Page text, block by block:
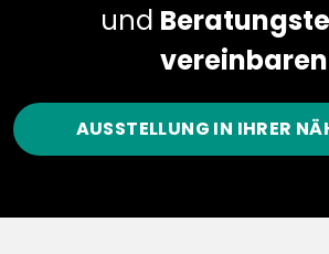
und
AUSSTELLUNG IN IHRER